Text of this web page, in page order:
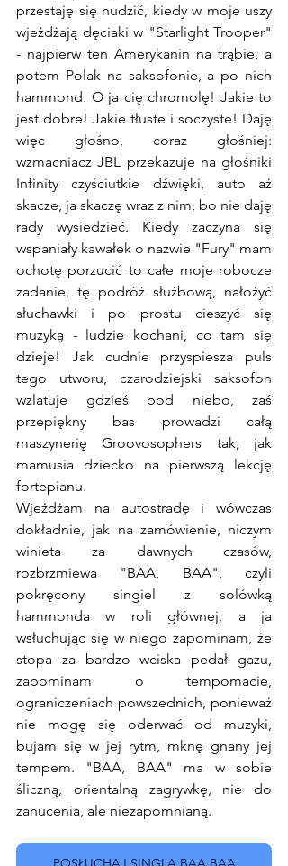
przestaję się nudzić, kiedy w moje uszy
wjeżdżają dęciaki w "Starlight Trooper"
- najpierw ten Amerykanin na trąbie, a
potem Polak na saksofonie, a po nich
hammond. O ja cię chromolę! Jakie to
jest dobre! Jakie tłuste i soczyste! Daję
więc głośno, coraz głośniej:
wzmacniacz JBL przekazuje na głośniki
Infinity czyściutkie dźwięki, auto aż
skacze, ja skaczę wraz z nim, bo nie daję
rady wysiedzieć. Kiedy zaczyna się
wspaniały kawałek o nazwie "Fury" mam
ochotę porzucić to całe moje robocze
zadanie, tę podróż służbową, nałożyć
słuchawki i po prostu cieszyć się
muzyką - ludzie kochani, co tam się
dzieje! Jak cudnie przyspiesza puls
tego utworu, czarodziejski saksofon
wzlatuje gdzieś pod niebo, zaś
przepiękny bas prowadzi całą
maszynerię Groovosophers tak, jak
mamusia dziecko na pierwszą lekcję
fortepianu.
Wjeżdżam na autostradę i wówczas
dokładnie, jak na zamówienie, niczym
winieta za dawnych czasów,
rozbrzmiewa "BAA, BAA", czyli
pokręcony singiel z solówką
hammonda w roli głównej, a ja
wsłuchując się w niego zapominam, że
stopa za bardzo wciska pedał gazu,
zapominam o tempomacie,
ograniczeniach powszednich, ponieważ
nie mogę się oderwać od muzyki,
bujam się w jej rytm, mknę gnany jej
tempem. "BAA, BAA" ma w sobie
śliczną, orientalną zagrywkę, nie do
zanucenia, ale niezapomnianą.